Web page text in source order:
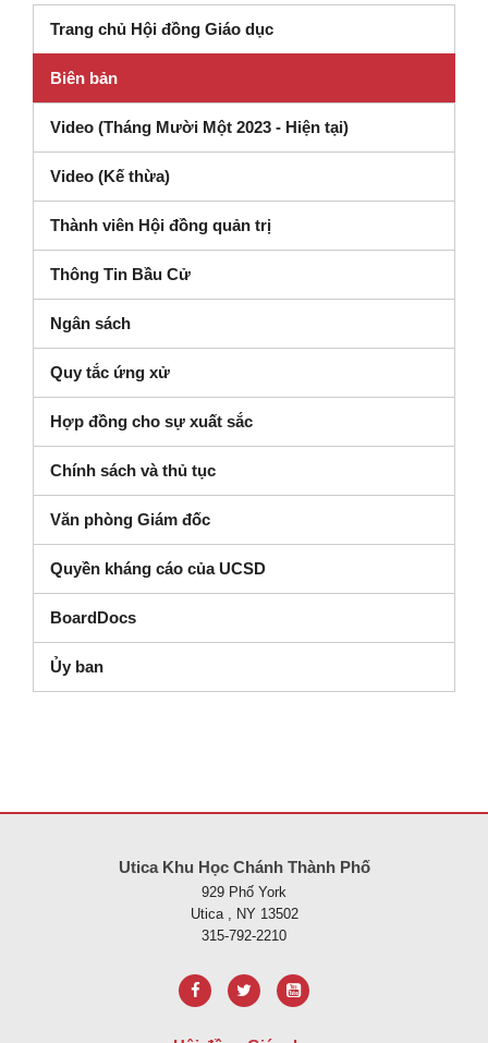
Trang chủ Hội đồng Giáo dục
Biên bản
Video (Tháng Mười Một 2023 - Hiện tại)
Video (Kế thừa)(mở trong cửa sổ mới)
Thành viên Hội đồng quản trị
Thông Tin Bầu Cử
Ngân sách
Quy tắc ứng xử(mở trong cửa sổ mới)
Hợp đồng cho sự xuất sắc
Chính sách và thủ tục
Văn phòng Giám đốc
Quyền kháng cáo của UCSD
BoardDocs(mở trong cửa sổ mới)
Ủy ban
Utica Khu Học Chánh Thành Phố
929 Phố York
Utica , NY 13502
315-792-2210